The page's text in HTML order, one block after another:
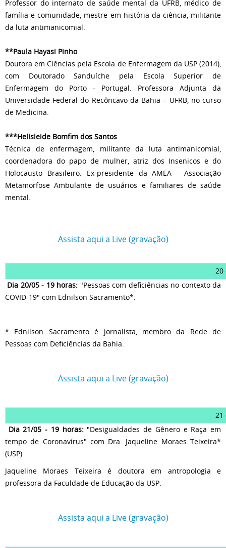
Professor do internato de saúde mental da UFRB, médico de
família e comunidade, mestre em história da ciência, militante
da luta antimanicomial.
**Paula Hayasi Pinho
Doutora em Ciências pela Escola de Enfermagem da USP (2014),
com Doutorado Sanduíche pela Escola Superior de
Enfermagem do Porto - Portugal. Professora Adjunta da
Universidade Federal do Recôncavo da Bahia – UFRB, no curso
de Medicina.
***Helisleide Bomfim dos Santos
Técnica de enfermagem, militante da luta antimanicomial,
coordenadora do papo de mulher, atriz dos Insenicos e do
Holocausto Brasileiro. Ex-presidente da AMEA - Associação
Metamorfose Ambulante de usuários e familiares de saúde
mental.
Assista aqui a Live (gravação)
20
Dia 20/05 - 19 horas: "Pessoas com deficiências no contexto da
COVID-19" com Ednilson Sacramento*.
* Ednilson Sacramento é jornalista, membro da Rede de
Pessoas com Deficiências da Bahia.
Assista aqui a Live (gravação)
21
Dia 21/05 - 19 horas:"Desigualdades de Gênero e Raça em
tempo de Coronavírus" com Dra. Jaqueline Moraes Teixeira*
(USP)
Jaqueline Moraes Teixeira é doutora em antropologia e
professora da Faculdade de Educação da USP.
Assista aqui a Live (gravação)